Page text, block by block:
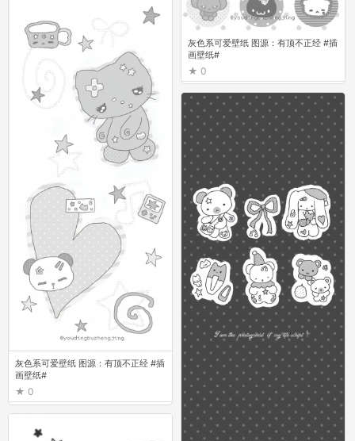
0
灰色系可爱壁纸 图源：有顶不正经 #插
画壁纸#
0
灰色系可爱壁纸 图源：有顶不正经 #插
画壁纸#
0